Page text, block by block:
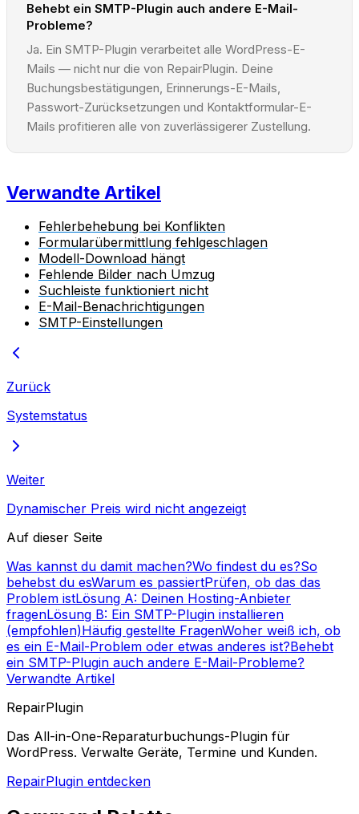
Behebt ein SMTP-Plugin auch andere E-Mail-
Probleme?
Ja. Ein SMTP-Plugin verarbeitet alle WordPress-E-
Mails — nicht nur die von RepairPlugin. Deine
Buchungsbestätigungen, Erinnerungs-E-Mails,
Passwort-Zurücksetzungen und Kontaktformular-E-
Mails profitieren alle von zuverlässigerer Zustellung.
Verwandte Artikel
Fehlerbehebung bei Konflikten
Formularübermittlung fehlgeschlagen
Modell-Download hängt
Fehlende Bilder nach Umzug
Suchleiste funktioniert nicht
E-Mail-Benachrichtigungen
SMTP-Einstellungen
Zurück
Systemstatus
Weiter
Dynamischer Preis wird nicht angezeigt
Auf dieser Seite
Was kannst du damit machen?Wo findest du es?So
behebst du esWarum es passiertPrüfen, ob das das
Problem istLösung A: Deinen Hosting-Anbieter
fragenLösung B: Ein SMTP-Plugin installieren
(empfohlen)Häufig gestellte FragenWoher weiß ich, ob
es ein E-Mail-Problem oder etwas anderes ist?Behebt
ein SMTP-Plugin auch andere E-Mail-Probleme?
Verwandte Artikel
RepairPlugin
Das All-in-One-Reparaturbuchungs-Plugin für
WordPress. Verwalte Geräte, Termine und Kunden.
RepairPlugin entdecken